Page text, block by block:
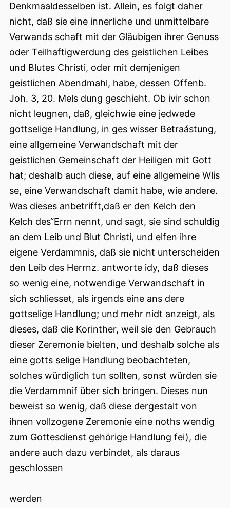
Denkmaaldesselben ist. Allein, es folgt daher
nicht, daß sie eine innerliche und unmittelbare
Verwands schaft mit der Gläubigen ihrer Genuss
oder Teilhaftigwerdung des geistlichen Leibes
und Blutes Christi, oder mit demjenigen
geistlichen Abendmahl, habe, dessen Offenb.
Joh. 3, 20. Mels dung geschieht. Ob ivir schon
nicht leugnen, daß, gleichwie eine jedwede
gottselige Handlung, in ges wisser Betraástung,
eine allgemeine Verwandschaft mit der
geistlichen Gemeinschaft der Heiligen mit Gott
hat; deshalb auch diese, auf eine allgemeine Wlis
se, eine Verwandschaft damit habe, wie andere.
Was dieses anbetrifft,daß er den Kelch den
Kelch des“Errn nennt, und sagt, sie sind schuldig
an dem Leib und Blut Christi, und elfen ihre
eigene Verdammnis, daß sie nicht unterscheiden
den Leib des Herrnz. antworte idy, daß dieses
so wenig eine, notwendige Verwandschaft in
sich schliesset, als irgends eine ans dere
gottselige Handlung; und mehr nidt anzeigt, als
dieses, daß die Korinther, weil sie den Gebrauch
dieser Zeremonie bielten, und deshalb solche als
eine gotts selige Handlung beobachteten,
solches würdiglich tun sollten, sonst würden sie
die Verdammnif über sich bringen. Dieses nun
beweist so wenig, daß diese dergestalt von
ihnen vollzogene Zeremonie eine noths wendig
zum Gottesdienst gehörige Handlung fei), die
andere auch dazu verbindet, als daraus
geschlossen
werden